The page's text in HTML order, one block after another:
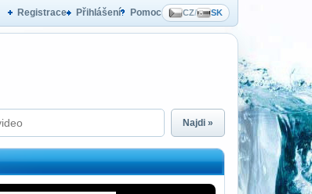
Registrace Přihlášení Pomoc CZ/ SK
Najdi »